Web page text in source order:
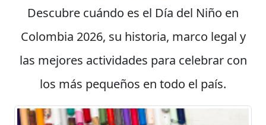
Descubre cuándo es el Día del Niño en
Colombia 2026, su historia, marco legal y
las mejores actividades para celebrar con
los más pequeños en todo el país.